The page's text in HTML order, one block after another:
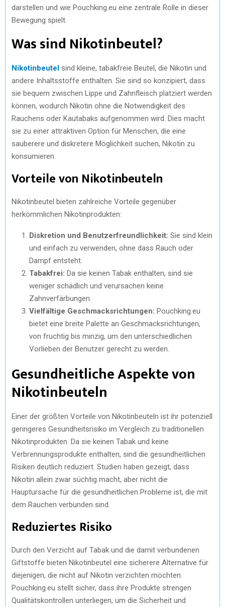
darstellen und wie Pouchking.eu eine zentrale Rolle in dieser
Bewegung spielt.
Was sind Nikotinbeutel?
Nikotinbeutel sind kleine, tabakfreie Beutel, die Nikotin und
andere Inhaltsstoffe enthalten. Sie sind so konzipiert, dass
sie bequem zwischen Lippe und Zahnfleisch platziert werden
können, wodurch Nikotin ohne die Notwendigkeit des
Rauchens oder Kautabaks aufgenommen wird. Dies macht
sie zu einer attraktiven Option für Menschen, die eine
sauberere und diskretere Möglichkeit suchen, Nikotin zu
konsumieren.
Vorteile von Nikotinbeuteln
Nikotinbeutel bieten zahlreiche Vorteile gegenüber
herkömmlichen Nikotinprodukten:
Diskretion und Benutzerfreundlichkeit: Sie sind klein
und einfach zu verwenden, ohne dass Rauch oder
Dampf entsteht.
Tabakfrei: Da sie keinen Tabak enthalten, sind sie
weniger schädlich und verursachen keine
Zahnverfärbungen.
Vielfältige Geschmacksrichtungen: Pouchking.eu
bietet eine breite Palette an Geschmacksrichtungen,
von fruchtig bis minzig, um den unterschiedlichen
Vorlieben der Benutzer gerecht zu werden.
Gesundheitliche Aspekte von
Nikotinbeuteln
Einer der größten Vorteile von Nikotinbeuteln ist ihr potenziell
geringeres Gesundheitsrisiko im Vergleich zu traditionellen
Nikotinprodukten. Da sie keinen Tabak und keine
Verbrennungsprodukte enthalten, sind die gesundheitlichen
Risiken deutlich reduziert. Studien haben gezeigt, dass
Nikotin allein zwar süchtig macht, aber nicht die
Hauptursache für die gesundheitlichen Probleme ist, die mit
dem Rauchen verbunden sind.
Reduziertes Risiko
Durch den Verzicht auf Tabak und die damit verbundenen
Giftstoffe bieten Nikotinbeutel eine sicherere Alternative für
diejenigen, die nicht auf Nikotin verzichten möchten.
Pouchking.eu stellt sicher, dass ihre Produkte strengen
Qualitätskontrollen unterliegen, um die Sicherheit und